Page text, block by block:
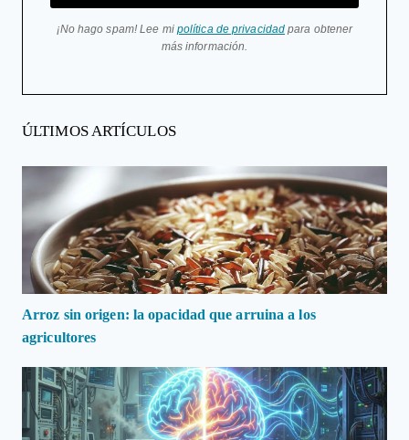
¡No hago spam! Lee mi política de privacidad para obtener
más información.
ÚLTIMOS ARTÍCULOS
Arroz sin origen: la opacidad que arruina a los
agricultores